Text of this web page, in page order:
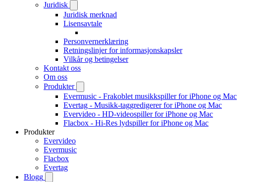
Juridisk
Juridisk merknad
Lisensavtale
Personvernerklæring
Retningslinjer for informasjonskapsler
Vilkår og betingelser
Kontakt oss
Om oss
Produkter
Evermusic - Frakoblet musikkspiller for iPhone og Mac
Evertag - Musikk-taggredigerer for iPhone og Mac
Evervideo - HD-videospiller for iPhone og Mac
Flacbox - Hi-Res lydspiller for iPhone og Mac
Produkter
Evervideo
Evermusic
Flacbox
Evertag
Blogg